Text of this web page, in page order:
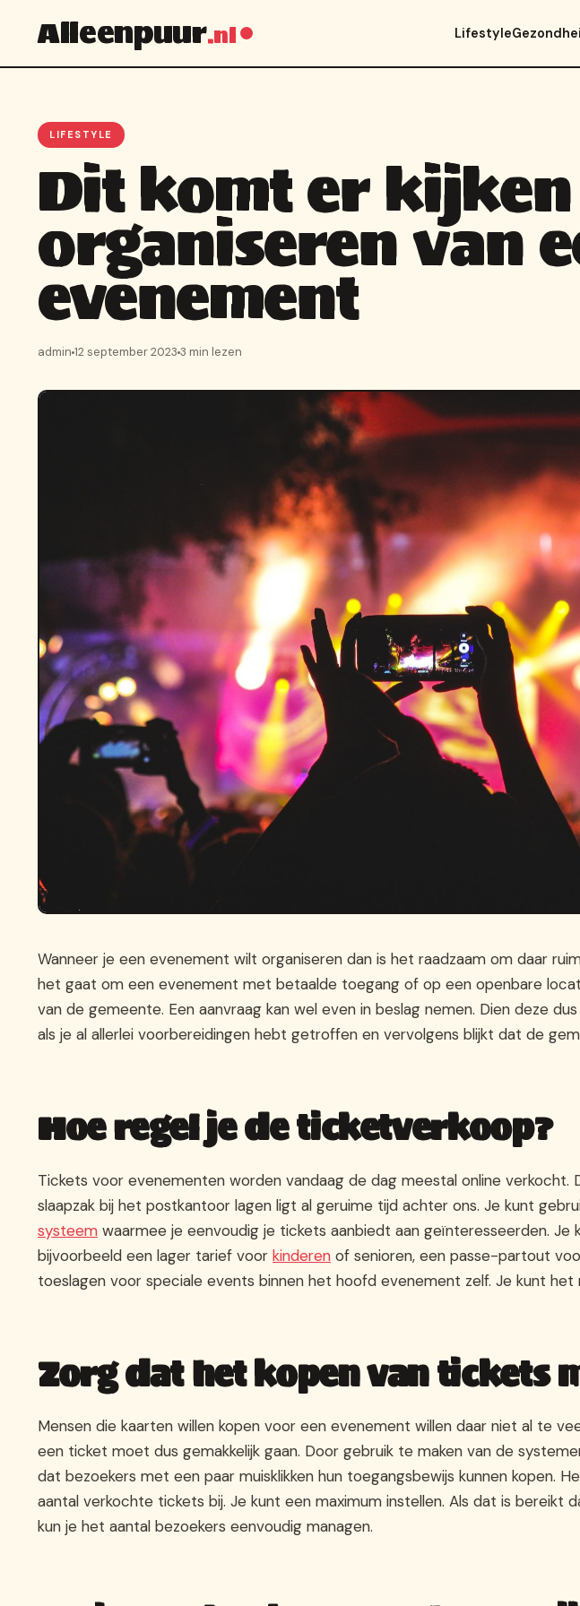
Alleenpuur.nl Lifestyle
LIFESTYLE
Dit komt er
organiseren van
evenement
admin 12 september 2023 3 min lezen
Wanneer je een evenement wilt organiseren dan is het raadzaam om daar
het gaat om een evenement met betaalde toegang of op een openbare
van de gemeente. Een aanvraag kan wel even in beslag nemen. Dien deze
als je al allerlei voorbereidingen hebt getroffen en vervolgens blijkt dat de
Hoe regel je de ticketverkoop?
Tickets voor evenementen worden vandaag de dag meestal online verkocht.
slaapzak bij het postkantoor lagen ligt al geruime tijd achter ons. Je kunt
systeem waarmee je eenvoudig je tickets aanbiedt aan geïnteresseerden. Je
bijvoorbeeld een lager tarief voor kinderen of senioren, een passe-partout
toeslagen voor speciale events binnen het hoofd evenement zelf. Je kunt het
Zorg dat het kopen van tickets
Mensen die kaarten willen kopen voor een evenement willen daar niet al te
een ticket moet dus gemakkelijk gaan. Door gebruik te maken van de
dat bezoekers met een paar muisklikken hun toegangsbewijs kunnen kopen.
aantal verkochte tickets bij. Je kunt een maximum instellen. Als dat is bereikt
kun je het aantal bezoekers eenvoudig managen.